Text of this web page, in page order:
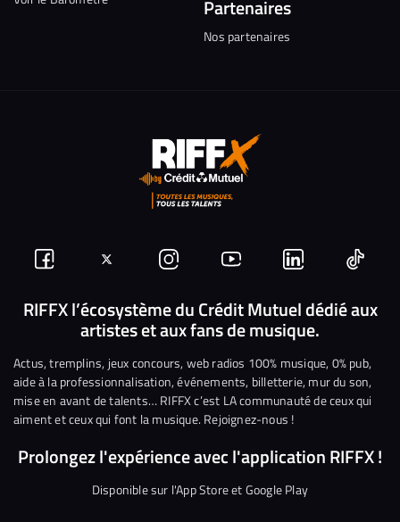
Partenaires
Nos partenaires
Suivez-
nous
Facebook
Suivez-
nous
sur
Twitter
Nous
rejoindre
sur
Instagram
Nous
rejoindre
sur
YouTube
Nous
rejoindre
sur
Linkedin
Nous
RIFFX l’écosystème du Crédit Mutuel dédié aux
artistes et aux fans de musique.
Actus, tremplins, jeux concours, web radios 100% musique, 0% pub,
aide à la professionnalisation, événements, billetterie, mur du son,
mise en avant de talents… RIFFX c’est LA communauté de ceux qui
aiment et ceux qui font la musique. Rejoignez-nous !
Prolongez l'expérience avec l'application RIFFX !
Disponible sur l'App Store et Google Play